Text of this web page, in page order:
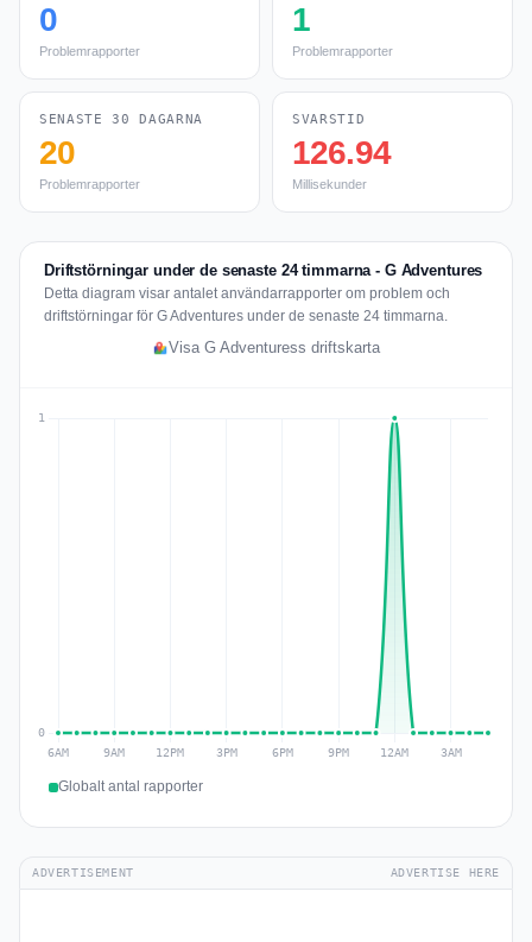
0
Problemrapporter
1
Problemrapporter
SENASTE 30 DAGARNA
20
Problemrapporter
SVARSTID
126.94
Millisekunder
Driftstörningar under de senaste 24 timmarna - G Adventures
Detta diagram visar antalet användarrapporter om problem och
driftstörningar för G Adventures under de senaste 24 timmarna.
Visa G Adventuress driftskarta
Globalt antal rapporter
ADVERTISEMENT ADVERTISE HERE